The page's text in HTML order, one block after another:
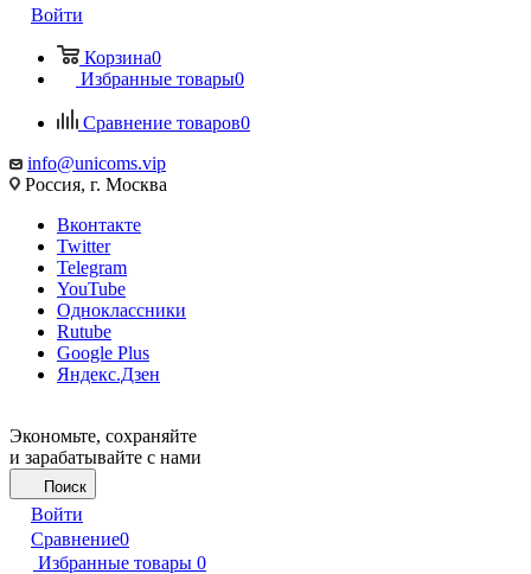
Войти
Корзина0
Избранные товары0
Сравнение товаров0
info@unicoms.vip
Россия, г. Москва
Вконтакте
Twitter
Telegram
YouTube
Одноклассники
Rutube
Google Plus
Яндекс.Дзен
Экономьте, сохраняйте
и зарабатывайте с нами
Поиск
Войти
Сравнение0
Избранные товары 0